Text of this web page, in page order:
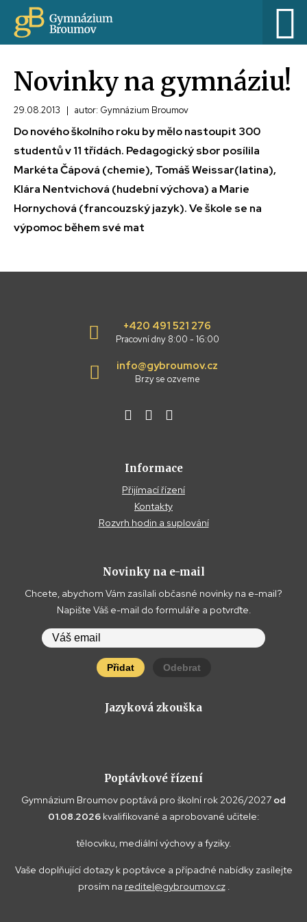
Novinky na gymnáziu!
29.08.2013 | autor: Gymnázium Broumov
Do nového školního roku by mělo nastoupit 300
studentů v 11 třídách. Pedagogický sbor posílila
Markéta Čápová (chemie), Tomáš Weissar(latina),
Klára Nentvichová (hudební výchova) a Marie
Hornychová (francouzský jazyk). Ve škole se na
výpomoc během své mat
+420 491 521 276
Pracovní dny 8:00 - 16:00
info@gybroumov.cz
Brzy se ozveme
Informace
Přijímací řízení
Kontakty
Rozvrh hodin a suplování
Novinky na e-mail
Chcete, abychom Vám zasílali občasné novinky na e-mail?
Napište Váš e-mail do formuláře a potvrďte.
Přidat Odebrat
Jazyková zkouška
Poptávkové řízení
Gymnázium Broumov poptává pro školní rok 2026/2027 od
01.08.2026 kvalifikované a aprobované učitele:
tělocviku, mediální výchovy a fyziky.
Vaše doplňující dotazy k poptávce a případné nabídky zasílejte
prosím na reditel@gybroumov.cz.